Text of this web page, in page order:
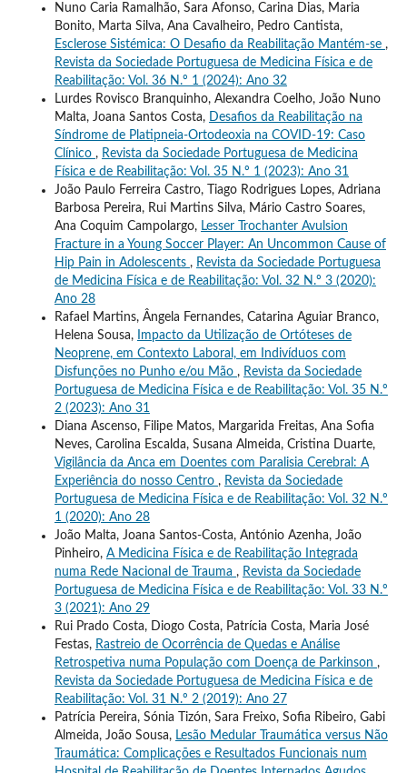
Nuno Caria Ramalhão, Sara Afonso, Carina Dias, Maria
Bonito, Marta Silva, Ana Cavalheiro, Pedro Cantista,
Esclerose Sistémica: O Desafio da Reabilitação Mantém-se ,
Revista da Sociedade Portuguesa de Medicina Física e de
Reabilitação: Vol. 36 N.º 1 (2024): Ano 32
Lurdes Rovisco Branquinho, Alexandra Coelho, João Nuno
Malta, Joana Santos Costa,
Desafios da Reabilitação na
Síndrome de Platipneia-Ortodeoxia na COVID-19: Caso
Clínico , Revista da Sociedade Portuguesa de Medicina
Física e de Reabilitação: Vol. 35 N.º 1 (2023): Ano 31
João Paulo Ferreira Castro, Tiago Rodrigues Lopes, Adriana
Barbosa Pereira, Rui Martins Silva, Mário Castro Soares,
Ana Coquim Campolargo, Lesser Trochanter Avulsion
Fracture in a Young Soccer Player: An Uncommon Cause of
Hip Pain in Adolescents , Revista da Sociedade Portuguesa
de Medicina Física e de Reabilitação: Vol. 32 N.º 3 (2020):
Ano 28
Rafael Martins, Ângela Fernandes, Catarina Aguiar Branco,
Helena Sousa,
Impacto da Utilização de Ortóteses de
Neoprene, em Contexto Laboral, em Indivíduos com
Disfunções no Punho e/ou Mão , Revista da Sociedade
Portuguesa de Medicina Física e de Reabilitação: Vol. 35 N.º
2 (2023): Ano 31
Diana Ascenso, Filipe Matos, Margarida Freitas, Ana Sofia
Neves, Carolina Escalda, Susana Almeida, Cristina Duarte,
Vigilância da Anca em Doentes com Paralisia Cerebral: A
Experiência do nosso Centro , Revista da Sociedade
Portuguesa de Medicina Física e de Reabilitação: Vol. 32 N.º
1 (2020): Ano 28
João Malta, Joana Santos-Costa, António Azenha, João
Pinheiro, A Medicina Física e de Reabilitação Integrada
numa Rede Nacional de Trauma , Revista da Sociedade
Portuguesa de Medicina Física e de Reabilitação: Vol. 33 N.º
3 (2021): Ano 29
Rui Prado Costa, Diogo Costa, Patrícia Costa, Maria José
Festas, Rastreio de Ocorrência de Quedas e Análise
Retrospetiva numa População com Doença de Parkinson ,
Revista da Sociedade Portuguesa de Medicina Física e de
Reabilitação: Vol. 31 N.º 2 (2019): Ano 27
Patrícia Pereira, Sónia Tizón, Sara Freixo, Sofia Ribeiro, Gabi
Almeida, João Sousa, Lesão Medular Traumática versus Não
Traumática: Complicações e Resultados Funcionais num